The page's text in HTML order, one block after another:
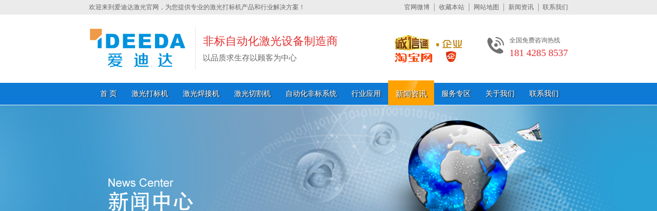
欢迎来到爱迪达激光官网，为您提供专业的激光打标机产品和行业解决方案！ 官网微博 收藏本站 网站地图 新闻资讯 联系我们
非标自动化激光设备制造商
以品质求生存以顾客为中心
全国免费咨询热线
181 4285 8537
首 页 激光打标机 激光焊接机 激光切割机 自动化非标系统 行业应用 新闻资讯 服务专区 关于我们 联系我们